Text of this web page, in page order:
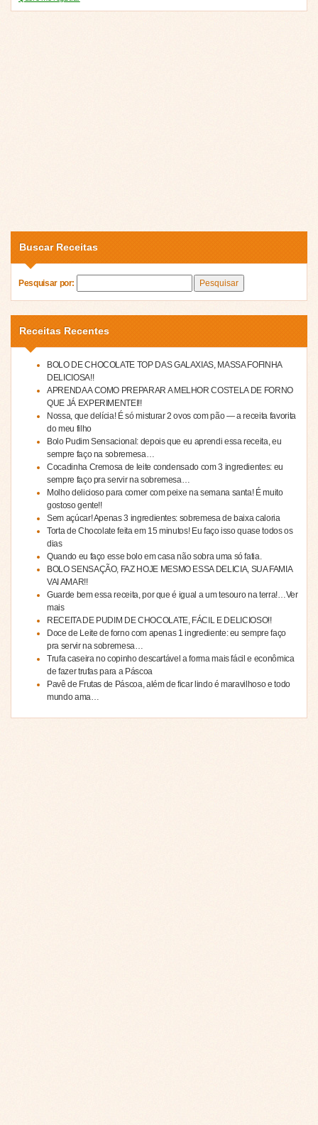
Buscar Receitas
Pesquisar por:
Receitas Recentes
BOLO DE CHOCOLATE TOP DAS GALAXIAS, MASSA FOFINHA
DELICIOSA!!
APRENDA A COMO PREPARAR A MELHOR COSTELA DE FORNO
QUE JÁ EXPERIMENTEI!!
Nossa, que delícia! É só misturar 2 ovos com pão — a receita favorita
do meu filho
Bolo Pudim Sensacional: depois que eu aprendi essa receita, eu
sempre faço na sobremesa…
Cocadinha Cremosa de leite condensado com 3 ingredientes: eu
sempre faço pra servir na sobremesa…
Molho delicioso para comer com peixe na semana santa! É muito
gostoso gente!!
Sem açúcar! Apenas 3 ingredientes: sobremesa de baixa caloria
Torta de Chocolate feita em 15 minutos! Eu faço isso quase todos os
dias
Quando eu faço esse bolo em casa não sobra uma só fatia.
BOLO SENSAÇÃO, FAZ HOJE MESMO ESSA DELICIA, SUA FAMIA
VAI AMAR!!
Guarde bem essa receita, por que é igual a um tesouro na terra!…Ver
mais
RECEITA DE PUDIM DE CHOCOLATE, FÁCIL E DELICIOSO!!
Doce de Leite de forno com apenas 1 ingrediente: eu sempre faço
pra servir na sobremesa…
Trufa caseira no copinho descartável a forma mais fácil e econômica
de fazer trufas para a Páscoa
Pavê de Frutas de Páscoa, além de ficar lindo é maravilhoso e todo
mundo ama…